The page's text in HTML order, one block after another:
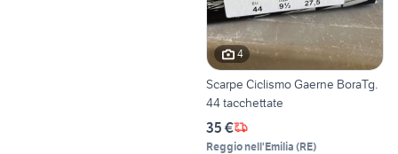
4
Scarpe Ciclismo Gaerne BoraTg.
44 tacchettate
35 €
Reggio nell'Emilia (RE)